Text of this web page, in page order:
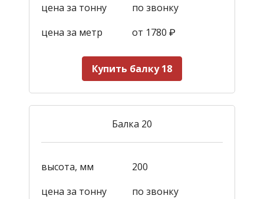
цена за тонну
по звонку
цена за метр
от 1780 ₽
Купить балку 18
Балка 20
высота, мм
200
цена за тонну
по звонку